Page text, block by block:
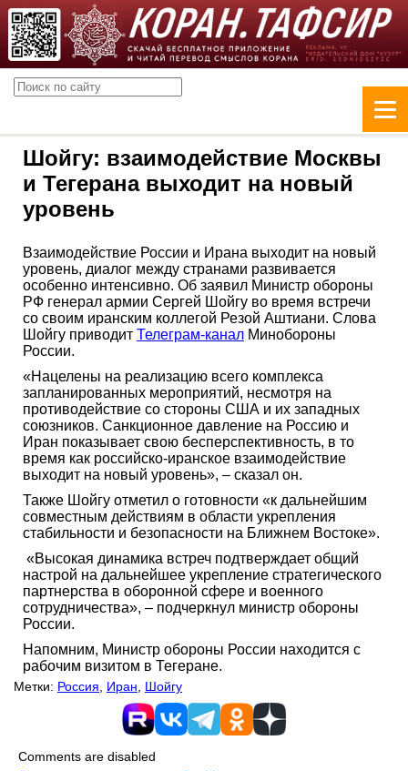
Шойгу: взаимодействие Москвы
и Тегерана выходит на новый
уровень
Взаимодействие России и Ирана выходит на новый
уровень, диалог между странами развивается
особенно интенсивно. Об заявил Министр обороны
РФ генерал армии Сергей Шойгу во время встречи
со своим иранским коллегой Резой Аштиани. Слова
Шойгу приводит Телеграм-канал Минобороны
России.
«Нацелены на реализацию всего комплекса
запланированных мероприятий, несмотря на
противодействие со стороны США и их западных
союзников. Санкционное давление на Россию и
Иран показывает свою бесперспективность, в то
время как российско-иранское взаимодействие
выходит на новый уровень», – сказал он.
Также Шойгу отметил о готовности «к дальнейшим
совместным действиям в области укрепления
стабильности и безопасности на Ближнем Востоке».
«Высокая динамика встреч подтверждает общий
настрой на дальнейшее укрепление стратегического
партнерства в оборонной сфере и военного
сотрудничества», – подчеркнул министр обороны
России.
Напомним, Министр обороны России находится с
рабочим визитом в Тегеране.
Метки: Россия Иран Шойгу
Comments are disabled